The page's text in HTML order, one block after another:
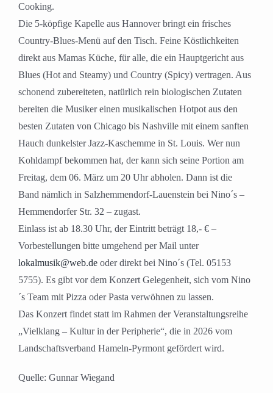
Cooking.
Die 5-köpfige Kapelle aus Hannover bringt ein frisches
Country-Blues-Menü auf den Tisch. Feine Köstlichkeiten
direkt aus Mamas Küche, für alle, die ein Hauptgericht aus
Blues (Hot and Steamy) und Country (Spicy) vertragen. Aus
schonend zubereiteten, natürlich rein biologischen Zutaten
bereiten die Musiker einen musikalischen Hotpot aus den
besten Zutaten von Chicago bis Nashville mit einem sanften
Hauch dunkelster Jazz-Kaschemme in St. Louis. Wer nun
Kohldampf bekommen hat, der kann sich seine Portion am
Freitag, dem 06. März um 20 Uhr abholen. Dann ist die
Band nämlich in Salzhemmendorf-Lauenstein bei Nino´s –
Hemmendorfer Str. 32 – zugast.
Einlass ist ab 18.30 Uhr, der Eintritt beträgt 18,- € –
Vorbestellungen bitte umgehend per Mail unter
lokalmusik@web.de oder direkt bei Nino´s (Tel. 05153
5755). Es gibt vor dem Konzert Gelegenheit, sich vom Nino
´s Team mit Pizza oder Pasta verwöhnen zu lassen.
Das Konzert findet statt im Rahmen der Veranstaltungsreihe
„Vielklang – Kultur in der Peripherie“, die in 2026 vom
Landschaftsverband Hameln-Pyrmont gefördert wird.
Quelle: Gunnar Wiegand